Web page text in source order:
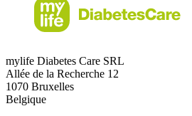
mylife Diabetes Care SRL
Allée de la Recherche 12
1070 Bruxelles
Belgique